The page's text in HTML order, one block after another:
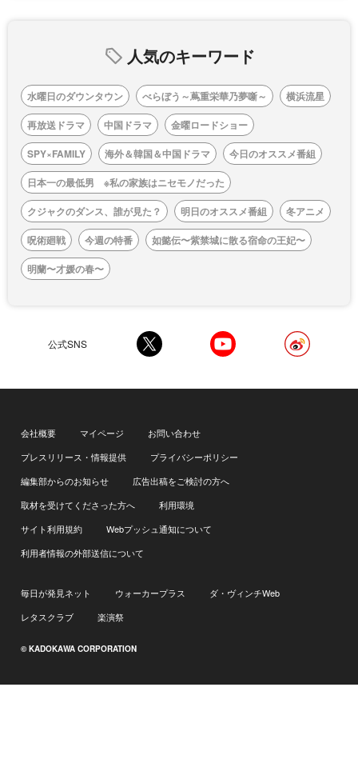
人気のキーワード
水曜日のダウンタウン べらぼう～蔦重栄華乃夢噺～
横浜流星
再放送ドラマ
中国ドラマ
金曜ロードショー
SPY×FAMILY
海外＆韓国＆中国ドラマ
今日のオススメ番組
日本一の最低男 ※私の家族はニセモノだった
クジャクのダンス、誰が見た？
明日のオススメ番組
冬アニメ
呪術廻戦
今週の特番
如懿伝〜紫禁城に散る宿命の王妃〜
明蘭〜才媛の春〜
公式SNS
会社概要 マイページ
お問い合わせ
プレスリリース・情報提供
プライバシーポリシー
編集部からのお知らせ
広告出稿をご検討の方へ
取材を受けてくださった方へ
利用環境
サイト利用規約
Webプッシュ通知について
利用者情報の外部送信について
毎日が発見ネット ウォーカープラス
ダ・ヴィンチWeb
レタスクラブ
楽演祭
© KADOKAWA CORPORATION